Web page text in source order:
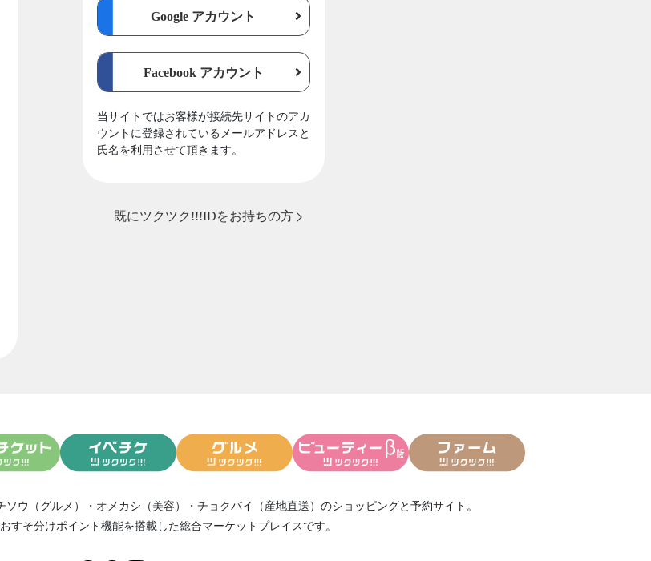
Google アカウント
Facebook アカウント
当サイトではお客様が接続先サイトのアカ
ウントに登録されているメールアドレスと
氏名を利用させて頂きます。
既にツクツク!!!IDをお持ちの方
ソウ（グルメ） ・ オメカシ（美容） ・ チョクバイ（産地直送） のショッピングと予約サイト。
おすそ分けポイント機能を搭載した総合マーケットプレイスです。